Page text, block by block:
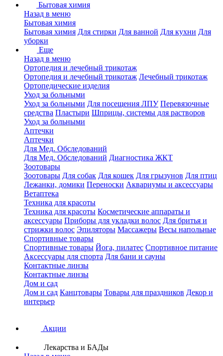
Бытовая химия
Назад в меню
Бытовая химия
Бытовая химия Для стирки Для ванной Для кухни Для
уборки
Еще
Назад в меню
Ортопедия и лечебный трикотаж
Ортопедия и лечебный трикотаж Лечебный трикотаж
Ортопедические изделия
Уход за больными
Уход за больными Для посещения ЛПУ Перевязочные
средства Пластыри Шприцы, системы для растворов
Уход за больными
Аптечки
Аптечки
Для Мед. Обследований
Для Мед. Обследований Диагностика ЖКТ
Зоотовары
Зоотовары Для собак Для кошек Для грызунов Для птиц
Лежанки, домики Переноски Аквариумы и аксессуары
Ветаптека
Техника для красоты
Техника для красоты Косметические аппараты и
аксессуары Приборы для укладки волос Для бритья и
стрижки волос Эпиляторы Массажеры Весы напольные
Спортивные товары
Спортивные товары Йога, пилатес Спортивное питание
Аксессуары для спорта Для бани и сауны
Контактные линзы
Контактные линзы
Дом и сад
Дом и сад Канцтовары Товары для праздников Декор и
интерьер
Акции
Лекарства и БАДы